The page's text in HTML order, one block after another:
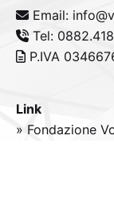
Email:
Tel:
P.IVA
Link
» Fondazione